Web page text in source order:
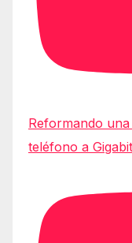
Reformando
teléfono a